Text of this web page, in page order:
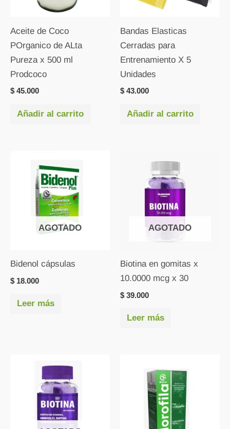
Aceite de Coco
POrganico de ALta
Pureza x 500 ml
Prodcoco
$ 45.000
Añadir al carrito
Bandas Elasticas
Cerradas para
Entrenamiento X 5
Unidades
$ 43.000
Añadir al carrito
AGOTADO
Bidenol cápsulas
$ 18.000
Leer más
AGOTADO
Biotina en gomitas x
10.0000 mcg x 30
$ 39.000
Leer más